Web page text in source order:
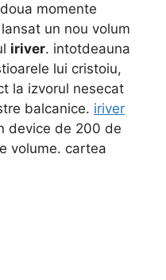
momente
un nou volum
iriver. intotdeauna
lui cristoiu,
la izvorul nesecat
balcanice. iriver
device de 200 de
volume. cartea